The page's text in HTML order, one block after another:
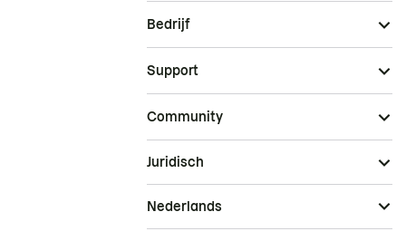
Bedrijf
Support
Community
Juridisch
Nederlands